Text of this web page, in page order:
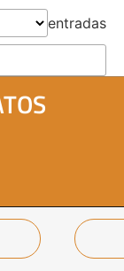
entradas